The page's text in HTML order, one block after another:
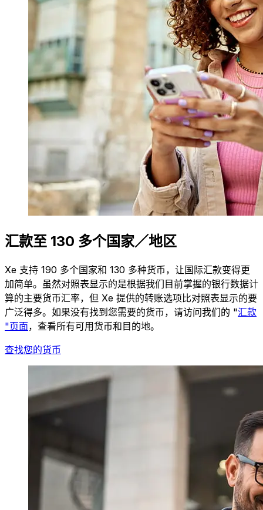
汇款至 130 多个国家／地区
Xe 支持 190 多个国家和 130 多种货币，让国际汇款变得更
加简单。虽然对照表显示的是根据我们目前掌握的银行数据计
算的主要货币汇率，但 Xe 提供的转账选项比对照表显示的要
广泛得多。如果没有找到您需要的货币，请访问我们的 "汇款
"页面，查看所有可用货币和目的地。
查找您的货币